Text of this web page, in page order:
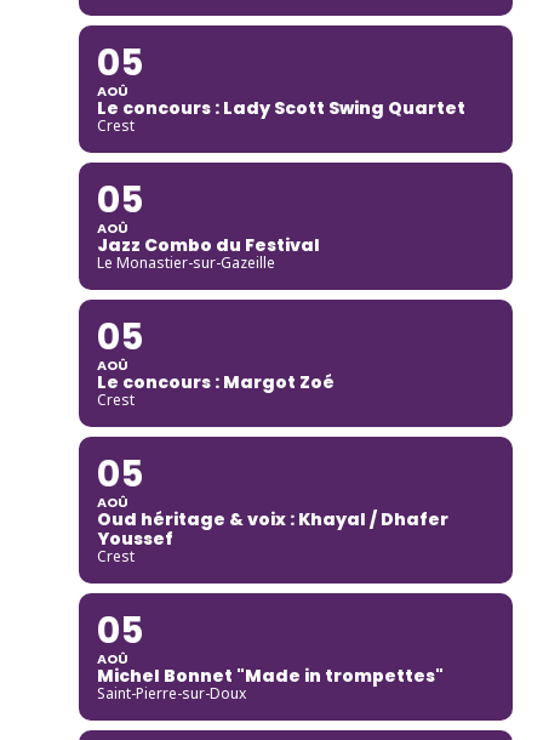
05
AOÛ
Le concours : Lady Scott Swing Quartet
Crest
05
AOÛ
Jazz Combo du Festival
Le Monastier-sur-Gazeille
05
AOÛ
Le concours : Margot Zoé
Crest
05
AOÛ
Oud héritage & voix : Khayal / Dhafer
Youssef
Crest
05
AOÛ
Michel Bonnet "Made in trompettes"
Saint-Pierre-sur-Doux